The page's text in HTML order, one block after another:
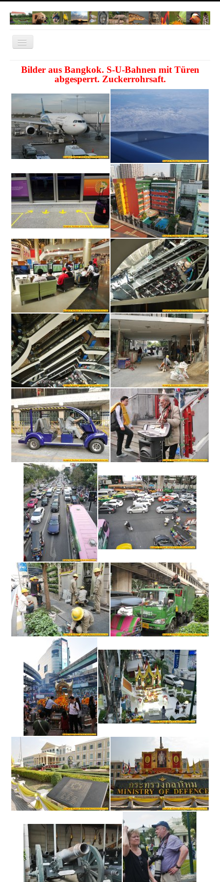
Navigation
Home
Norwegen 2022
Natur Fotos
Thailand
Bangkok
Vietnam
IT-Dachau
Bilder aus Bangkok. S-U-Bahnen mit Türen
abgesperrt. Zuckerrohrsaft.